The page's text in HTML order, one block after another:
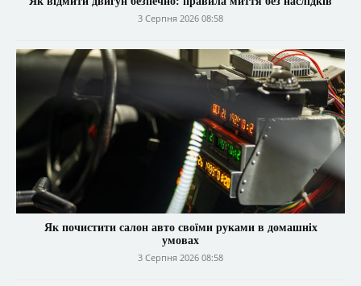
3 Серпня 2026 08:58
Як почистити салон авто своїми руками в домашніх
умовах
3 Серпня 2026 08:58